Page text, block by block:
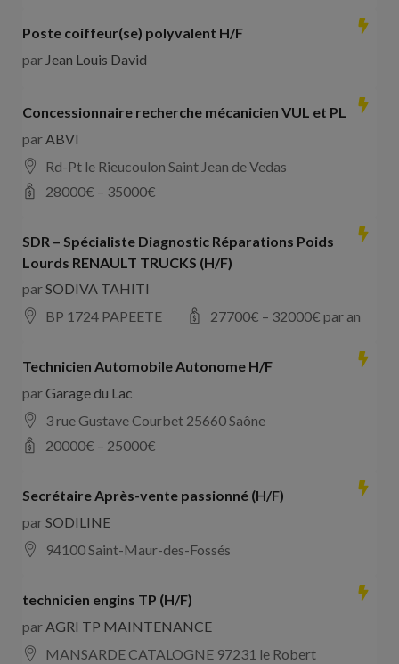
Poste coiffeur(se) polyvalent H/F
par Jean Louis David
Concessionnaire recherche mécanicien VUL et PL
parABVI
Rd-Pt le Rieucoulon Saint Jean de Vedas
28000€ – 35000€
SDR – Spécialiste Diagnostic Réparations Poids
Lourds RENAULT TRUCKS (H/F)
parSODIVA TAHITI
BP 1724 PAPEETE
27700€ – 32000€ par an
Technicien Automobile Autonome H/F
parGarage du Lac
3 rue Gustave Courbet 25660 Saône
20000€ – 25000€
Secrétaire Après-vente passionné (H/F)
parSODILINE
94100 Saint-Maur-des-Fossés
technicien engins TP (H/F)
parAGRI TP MAINTENANCE
MANSARDE CATALOGNE 97231 le Robert